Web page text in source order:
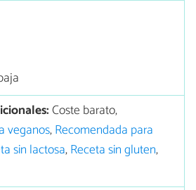
Coste barato,
veganos,Recomendada para
sin lactosa,Receta sin gluten,